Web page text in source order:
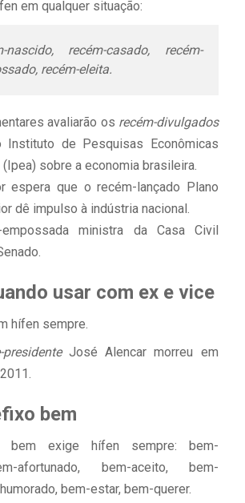
em qualquer situação:
nascido, recém-casado, recém-
recém-eleita.
avaliarão os recém-divulgados
Instituto de Pesquisas Econômicas
sobre a economia brasileira.
espera que o recém-lançado Plano
dê impulso à indústria nacional.
ministra da Casa Civil
usar com ex e vice
hífen sempre.
presidenteJosé Alencar morreu em
bem
bem exige hífen sempre: bem-
afortunado, bem-aceito, bem-
bem-estar, bem-querer.